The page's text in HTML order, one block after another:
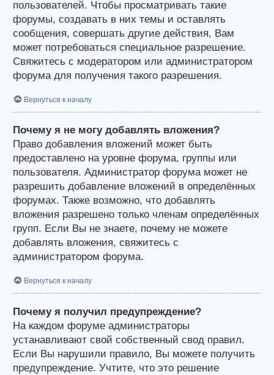
пользователей. Чтобы просматривать такие
форумы, создавать в них темы и оставлять
сообщения, совершать другие действия, Вам
может потребоваться специальное разрешение.
Свяжитесь с модератором или администратором
форума для получения такого разрешения.
Вернуться к началу
Почему я не могу добавлять вложения?
Право добавления вложений может быть
предоставлено на уровне форума, группы или
пользователя. Администратор форума может не
разрешить добавление вложений в определённых
форумах. Также возможно, что добавлять
вложения разрешено только членам определённых
групп. Если Вы не знаете, почему не можете
добавлять вложения, свяжитесь с
администратором форума.
Вернуться к началу
Почему я получил предупреждение?
На каждом форуме администраторы
устанавливают свой собственный свод правил.
Если Вы нарушили правило, Вы можете получить
предупреждение. Учтите, что это решение